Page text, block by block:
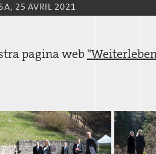
25 AVRIL 2021
pagina web